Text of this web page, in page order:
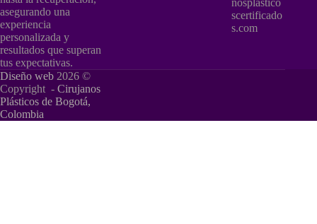
asegurando una
experiencia
personalizada y
resultados que superan
tus expectativas.
scertificado
s.com
Diseño web 2026 ©
Copyright - Cirujanos
Plásticos de Bogotá,
Colombia